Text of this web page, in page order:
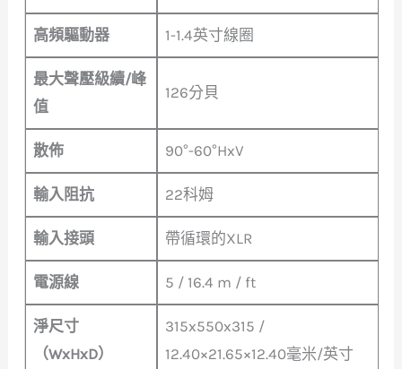
高頻驅動器 1-1.4英寸線圈
最大聲壓級續/峰
值
126分貝
散佈 90°-60°HxV
輸入阻抗 22科姆
輸入接頭 帶循環的XLR
電源線 5 / 16.4 m / ft
淨尺寸
（WxHxD）
315x550x315 /
12.40×21.65×12.40毫米/英寸